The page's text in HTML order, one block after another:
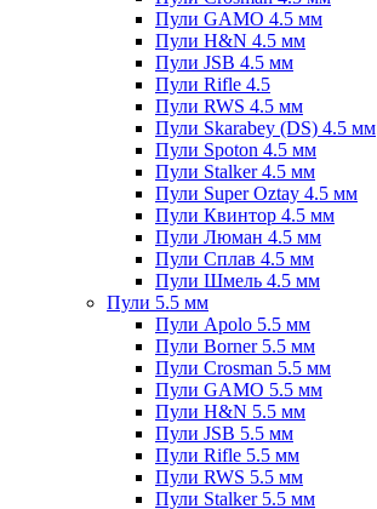
Пули GAMO 4.5 мм
Пули H&N 4.5 мм
Пули JSB 4.5 мм
Пули Rifle 4.5
Пули RWS 4.5 мм
Пули Skarabey (DS) 4.5 мм
Пули Spoton 4.5 мм
Пули Stalker 4.5 мм
Пули Super Oztay 4.5 мм
Пули Квинтор 4.5 мм
Пули Люман 4.5 мм
Пули Сплав 4.5 мм
Пули Шмель 4.5 мм
Пули 5.5 мм
Пули Apolo 5.5 мм
Пули Borner 5.5 мм
Пули Crosman 5.5 мм
Пули GAMO 5.5 мм
Пули H&N 5.5 мм
Пули JSB 5.5 мм
Пули Rifle 5.5 мм
Пули RWS 5.5 мм
Пули Stalker 5.5 мм